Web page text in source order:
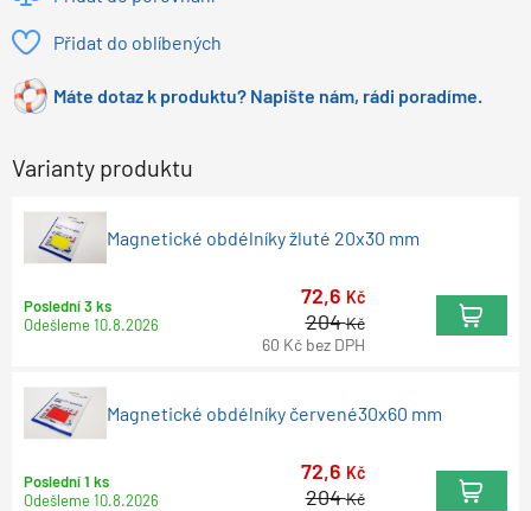
Přidat do oblíbených
Máte dotaz k produktu? Napište nám, rádi poradíme.
Varianty produktu
Magnetické obdélníky žluté 20x30 mm
Poslední 3 ks
Odešleme10.8.2026
72,6 Kč
204Kč
60 Kč bez DPH
Magnetické obdélníky červené30x60 mm
Poslední 1 ks
Odešleme10.8.2026
72,6 Kč
204Kč